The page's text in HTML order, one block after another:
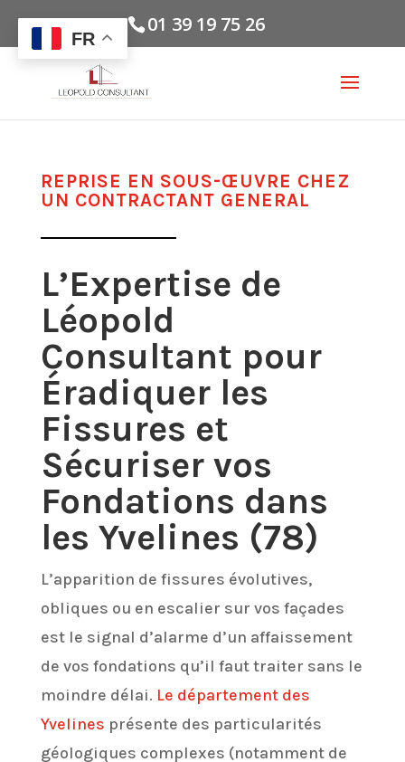
01 39 19 75 26
REPRISE EN SOUS-ŒUVRE CHEZ
UN CONTRACTANT GENERAL
L’Expertise de
Léopold
Consultant pour
Éradiquer les
Fissures et
Sécuriser vos
Fondations dans
les Yvelines (78)
L’apparition de fissures évolutives,
obliques ou en escalier sur vos façades
est le signal d’alarme d’un affaissement
de vos fondations qu’il faut traiter sans le
moindre délai. Le département des
Yvelines présente des particularités
géologiques complexes (notamment de
FR